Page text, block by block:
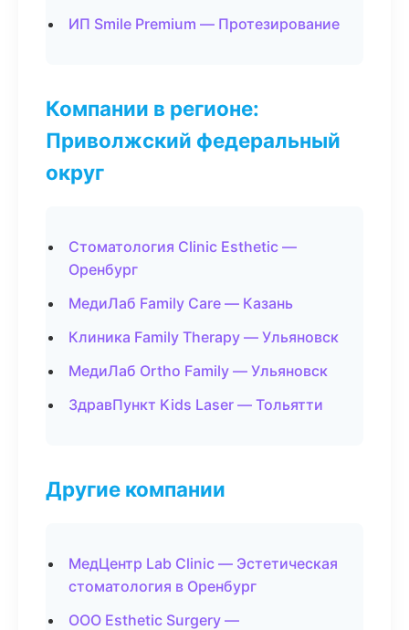
ИП Smile Premium — Протезирование
Компании в регионе:
Приволжский федеральный
округ
Стоматология Clinic Esthetic —
Оренбург
МедиЛаб Family Care — Казань
Клиника Family Therapy — Ульяновск
МедиЛаб Ortho Family — Ульяновск
ЗдравПункт Kids Laser — Тольятти
Другие компании
МедЦентр Lab Clinic — Эстетическая
стоматология в Оренбург
ООО Esthetic Surgery —